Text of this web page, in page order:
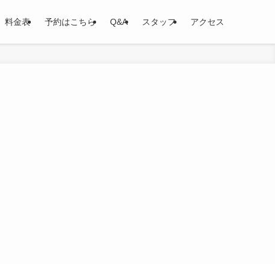
料金表 予約はこちら Q&A スタッフ アクセス